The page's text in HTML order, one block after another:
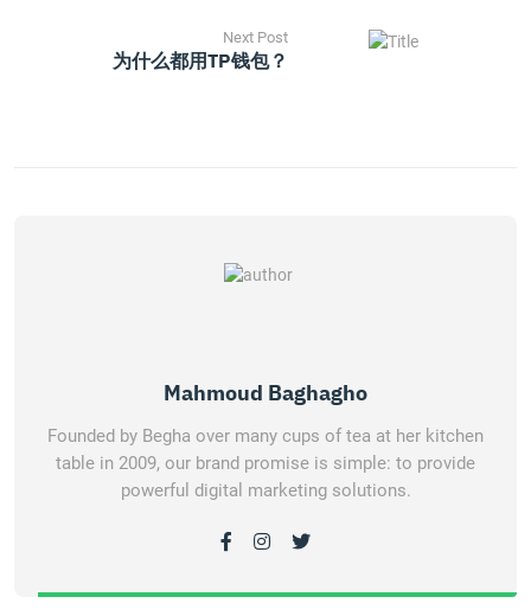
Next Post
为什么都用TP钱包？
Mahmoud Baghagho
Founded by Begha over many cups of tea at her kitchen
table in 2009, our brand promise is simple: to provide
powerful digital marketing solutions.